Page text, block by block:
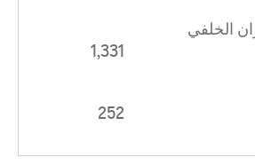
الخلفي
1,331
252